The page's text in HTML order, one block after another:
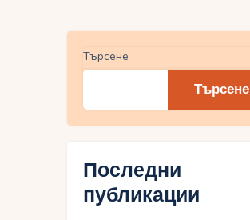
Търсене
Търсене
Последни
публикации